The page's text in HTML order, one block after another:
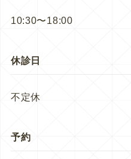
10:30〜18:00
休診日
不定休
予約